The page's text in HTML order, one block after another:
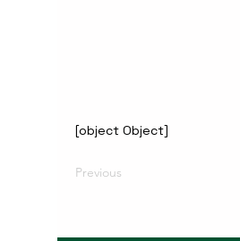
[object Object]
Previous